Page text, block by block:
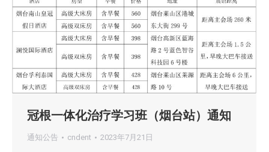
冠根一体化治疗学习班（烟台站）通知
通知公告 cndent 2023年7月21日